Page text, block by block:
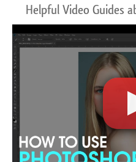
Helpful Video Guides